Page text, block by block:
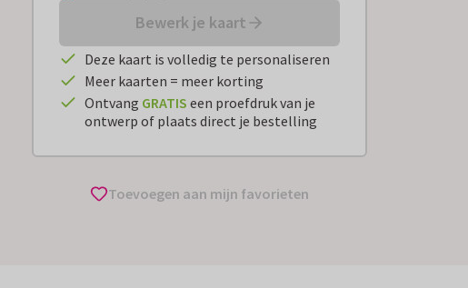
Bewerk je kaart
Deze kaart is volledig te personaliseren
Meer kaarten = meer korting
Ontvang GRATIS een proefdruk van je
ontwerp of plaats direct je bestelling
Toevoegen aan mijn favorieten